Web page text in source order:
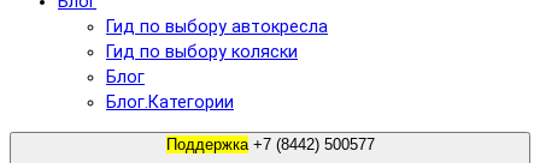
Гид по выбору автокресла
Гид по выбору коляски
Блог
Блог.Категории
Поддержка +7 (8442) 500577